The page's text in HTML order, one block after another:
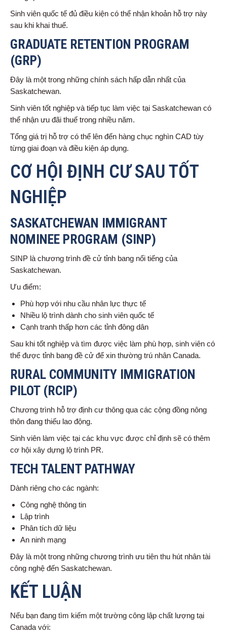
Sinh viên quốc tế đủ điều kiện có thể nhận khoản hỗ trợ này
sau khi khai thuế.
GRADUATE RETENTION PROGRAM
(GRP)
Đây là một trong những chính sách hấp dẫn nhất của
Saskatchewan.
Sinh viên tốt nghiệp và tiếp tục làm việc tại Saskatchewan có
thể nhận ưu đãi thuế trong nhiều năm.
Tổng giá trị hỗ trợ có thể lên đến hàng chục nghìn CAD tùy
từng giai đoạn và điều kiện áp dụng.
CƠ HỘI ĐỊNH CƯ SAU TỐT
NGHIỆP
SASKATCHEWAN IMMIGRANT
NOMINEE PROGRAM (SINP)
SINP là chương trình đề cử tỉnh bang nổi tiếng của
Saskatchewan.
Ưu điểm:
Phù hợp với nhu cầu nhân lực thực tế
Nhiều lộ trình dành cho sinh viên quốc tế
Cạnh tranh thấp hơn các tỉnh đông dân
Sau khi tốt nghiệp và tìm được việc làm phù hợp, sinh viên có
thể được tỉnh bang đề cử để xin thường trú nhân Canada.
RURAL COMMUNITY IMMIGRATION
PILOT (RCIP)
Chương trình hỗ trợ định cư thông qua các cộng đồng nông
thôn đang thiếu lao động.
Sinh viên làm việc tại các khu vực được chỉ định sẽ có thêm
cơ hội xây dựng lộ trình PR.
TECH TALENT PATHWAY
Dành riêng cho các ngành:
Công nghệ thông tin
Lập trình
Phân tích dữ liệu
An ninh mạng
Đây là một trong những chương trình ưu tiên thu hút nhân tài
công nghệ đến Saskatchewan.
KẾT LUẬN
Nếu bạn đang tìm kiếm một trường công lập chất lượng tại
Canada với: